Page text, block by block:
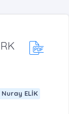
Nuray ELİK